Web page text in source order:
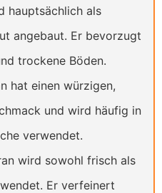
hauptsächlich als
angebaut. Er bevorzugt
trockene Böden.
hat einen würzigen,
und wird häufig in
verwendet.
wird sowohl frisch als
Er verfeinert